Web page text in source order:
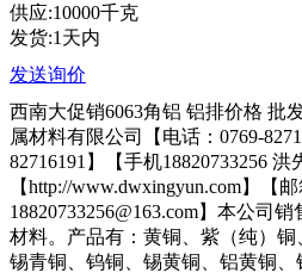
供应:10000千克
发货:1天内
发送询价
西南大促销6063角铝 铝排价格 批
属材料有限公司【电话：0769-
82716191】【手机18820733256 洪
【http://www.dwxingyun.com】【邮
18820733256@163.com】本公司
材料。产品有：黄铜、紫（纯）铜
锡青铜、钨铜、锡黄铜、铝黄铜